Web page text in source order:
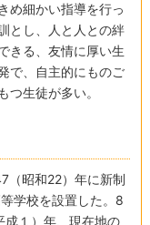
め細かい指導を行っ
とし、人と人との絆
きる、友情に厚い生
で、自主的にものご
つ生徒が多い。
（昭和22）年に新制
学校を設置した。8
１）年、現在地の